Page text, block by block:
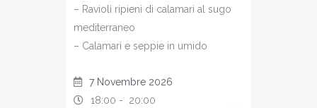
– Ravioli ripieni di calamari al sugo
mediterraneo
– Calamari e seppie in umido
7 Novembre 2026
18:00 - 20:00